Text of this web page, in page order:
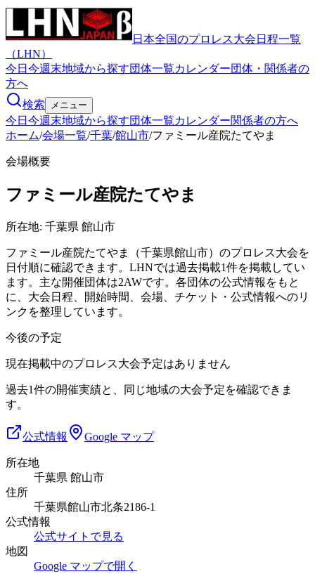
日本全国のプロレス大会日程一覧
（LHN）
今日 今週末地域から探す団体一覧カレンダー団体・関係者の
方へ
検索
メニュー
今日 今週末地域から探す団体一覧カレンダー関係者の方へ
ホーム/会場一覧/千葉/館山市/ファミール産院たてやま
会場概要
ファミール産院たてやま
所在地: 千葉県 館山市
ファミール産院たてやま（千葉県館山市）のプロレス大会を
日付順に確認できます。LHNでは過去掲載1件を掲載してい
ます。主な開催団体は2AWです。各団体の公式情報をもと
に、大会日程、開始時間、会場、チケット・公式情報へのリ
ンクを整理しています。
今後の予定
現在掲載中のプロレス大会予定はありません
過去1件の開催実績と、同じ地域の大会予定を確認できま
す。
公式情報 Google マップ
所在地
千葉県 館山市
住所
千葉県館山市北条2186-1
公式情報
公式サイトで見る
地図
Google マップで開く